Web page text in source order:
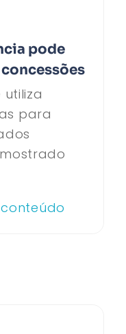
pode
para